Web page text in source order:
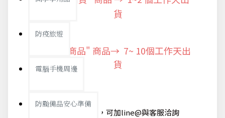
防疫旅遊
電腦手機周邊
防颱備品安心準備
貨
"預購商品" 商品→ 7~ 10個工作天出
貨
@如有急單需求，可加line@與客服洽詢